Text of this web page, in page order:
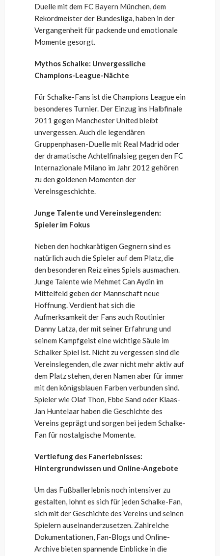
Duelle mit dem FC Bayern München, dem
Rekordmeister der Bundesliga, haben in der
Vergangenheit für packende und emotionale
Momente gesorgt.
Mythos Schalke: Unvergessliche
Champions-League-Nächte
Für Schalke-Fans ist die Champions League ein
besonderes Turnier. Der Einzug ins Halbfinale
2011 gegen Manchester United bleibt
unvergessen. Auch die legendären
Gruppenphasen-Duelle mit Real Madrid oder
der dramatische Achtelfinalsieg gegen den FC
Internazionale Milano im Jahr 2012 gehören
zu den goldenen Momenten der
Vereinsgeschichte.
Junge Talente und Vereinslegenden:
Spieler im Fokus
Neben den hochkarätigen Gegnern sind es
natürlich auch die Spieler auf dem Platz, die
den besonderen Reiz eines Spiels ausmachen.
Junge Talente wie Mehmet Can Aydin im
Mittelfeld geben der Mannschaft neue
Hoffnung. Verdient hat sich die
Aufmerksamkeit der Fans auch Routinier
Danny Latza, der mit seiner Erfahrung und
seinem Kampfgeist eine wichtige Säule im
Schalker Spiel ist. Nicht zu vergessen sind die
Vereinslegenden, die zwar nicht mehr aktiv auf
dem Platz stehen, deren Namen aber für immer
mit den königsblauen Farben verbunden sind.
Spieler wie Olaf Thon, Ebbe Sand oder Klaas-
Jan Huntelaar haben die Geschichte des
Vereins geprägt und sorgen bei jedem Schalke-
Fan für nostalgische Momente.
Vertiefung des Fanerlebnisses:
Hintergrundwissen und Online-Angebote
Um das Fußballerlebnis noch intensiver zu
gestalten, lohnt es sich für jeden Schalke-Fan,
sich mit der Geschichte des Vereins und seinen
Spielern auseinanderzusetzen. Zahlreiche
Dokumentationen, Fan-Blogs und Online-
Archive bieten spannende Einblicke in die